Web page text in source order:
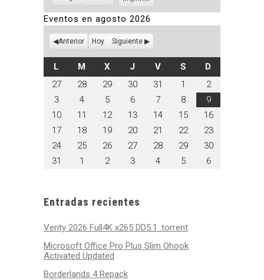
Eventos en agosto 2026
Anterior Hoy Siguiente
L LUNES
M MARTES
XMIÉRCOLES
J JUEVES
VVIERNES
SSÁBADO
D
27julio
28julio
29julio
30julio
31 1
agosto
2026
2agosto
2,
2026
3agosto
3,
2026
4agosto
4,
2026
5agosto
5,
2026
6agosto
6,
2026
7agosto
7,
2026
8agosto
8,
2026
9agosto
9,
2026
10agosto
10,
11
agosto
2026
12agosto
2026
13agosto
2026
14agosto
2026
15agosto
2026
16agosto
2026
17agosto
2026
18agosto
18,
2026
19agosto
2026
20agosto
20,
2026
21
agosto
2026
22agosto
2026
23agosto
23,
2026
24agosto
25agosto
26agosto
27agosto
28agosto
29agosto
30agosto
31
agosto
1
septiembre
2septiembre
3septiembre
4septiembre
5septiembre
6septiembre
Entradas recientes
Verity 2026 Full4K x265 DD5.1 .torrent
Microsoft Office Pro Plus Slim Ohook
Activated Updated
Borderlands 4 Repack